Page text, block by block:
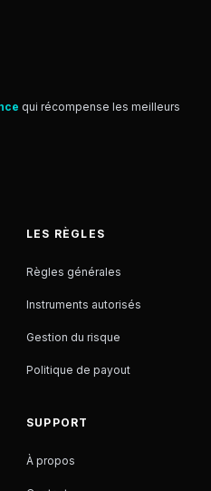
qui récompense les meilleurs
LES RÈGLES
Règles générales
Instruments autorisés
Gestion du risque
Politique de payout
SUPPORT
À propos